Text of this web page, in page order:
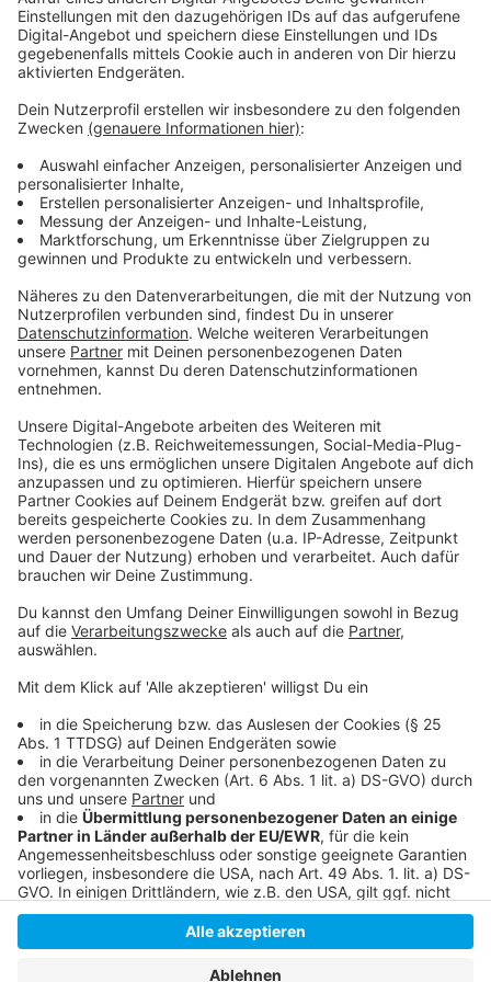
Feiertagsfahrplan im Überblick
Anzeige
Sonntagsfahrplan. In der Nacht wird das reguläre
NachtExpress-Angebot wie am Wochenende
angeboten. Am 26. Dezember ist der
Sonntagsfahrplan den ganzen Tag über für alle Linien
Anzeige
Anzeige
Die Meldung der Rheinbahn zum Weihnachtsfahrplan
So fährt die Rheinbahn zu den Weihnachtsmärkten
Abschied von alten Stadtbahnen der Rheinbahn
Infos zu eezy der Rheinbahn
Anzeige
Anzeige